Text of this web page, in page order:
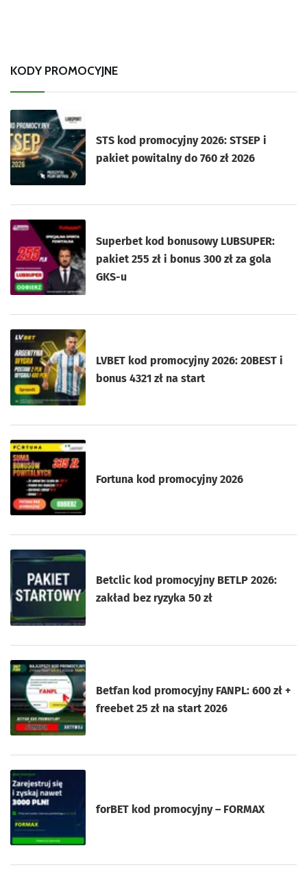
KODY PROMOCYJNE
STS kod promocyjny 2026: STSEP i
pakiet powitalny do 760 zł 2026
Superbet kod bonusowy LUBSUPER:
pakiet 255 zł i bonus 300 zł za gola
GKS-u
LVBET kod promocyjny 2026: 20BEST i
bonus 4321 zł na start
Fortuna kod promocyjny 2026
Betclic kod promocyjny BETLP 2026:
zakład bez ryzyka 50 zł
Betfan kod promocyjny FANPL: 600 zł +
freebet 25 zł na start 2026
forBET kod promocyjny – FORMAX